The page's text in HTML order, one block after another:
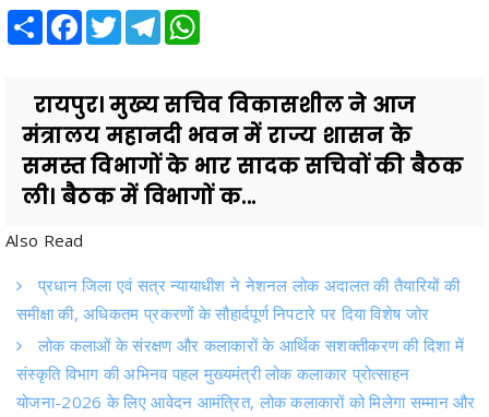
रायपुर। मुख्य सचिव विकासशील ने आज
समस्त विभागों के भार सादक सचिवों की बैठक
ली। बैठक में विभागों क...
Also Read
समीक्षा की, अधिकतम प्रकरणों के सौहार्दपूर्ण निपटारे पर दिया विशेष जोर
लोक कलाओं के संरक्षण और कलाकारों के आर्थिक सशक्तीकरण की दिशा में
संस्कृति विभाग की अभिनव पहल मुख्यमंत्री लोक कलाकार प्रोत्साहन
योजना-2026 के लिए आवेदन आमंत्रित, लोक कलाकारों को मिलेगा सम्मान और
आर्थिक संबल चयनित कलाकारों को प्रतिवर्ष 12 हजार से 24 हजार रुपये तक
प्रोत्साहन राशि, 31 अगस्त तक कर सकेंगे आवेदन लोक कलाकारों के सम्मान